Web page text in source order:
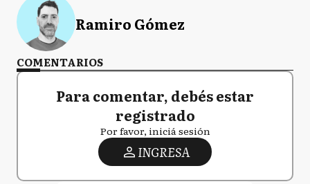
Ramiro Gómez
COMENTARIOS
Para comentar, debés estar
registrado
Por favor, iniciá sesión
INGRESA